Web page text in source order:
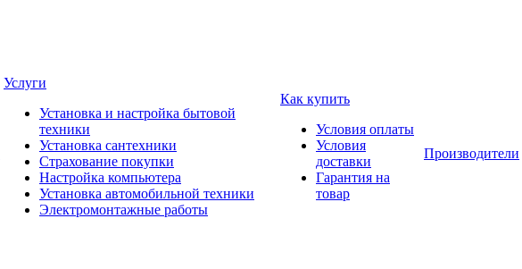
Услуги
Установка и настройка бытовой
техники
Установка сантехники
Страхование покупки
Настройка компьютера
Установка автомобильной техники
Электромонтажные работы
Как купить
Условия оплаты
Условия
доставки
Гарантия на
товар
Производители